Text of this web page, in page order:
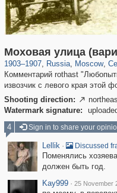
Моховая улица
1903–1907, Russia
1,407,206
, Moscow
319,878 8,286
,
160,021
Комментарий rothast
извозчик с левого края этой
Shooting direction: 
Watermark signature:
4 Sign in to share your
Lellik · Discussed
Поменялись
должен быть год.
Kay999 · 25 November